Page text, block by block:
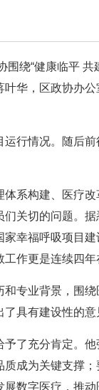
绕“健康临平
华，区政协办
行情况。随后
系构建、医疗
关切的问题。
幸福呼吸项目
作更是连续四年
专业背景，围
具有建设性的意
了充分肯定。
成为关键支撑
数字医疗，推